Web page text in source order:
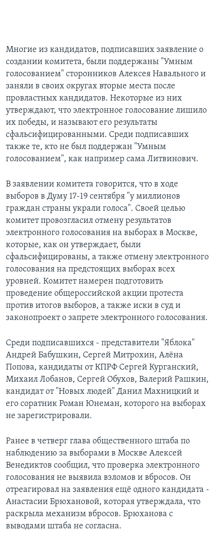
Многие из кандидатов, подписавших заявление о
создании комитета, были поддержаны "Умным
голосованием" сторонников Алексея Навального и
заняли в своих округах вторые места после
провластных кандидатов. Некоторые из них
утверждают, что электронное голосование лишило
их победы, и называют его результаты
сфальсифицированными. Среди подписавших
также те, кто не был поддержан "Умным
голосованием", как например сама Литвинович.
В заявлении комитета говорится, что в ходе
выборов в Думу 17-19 сентября "у миллионов
граждан страны украли голоса". Своей целью
комитет провозгласил отмену результатов
электронного голосования на выборах в Москве,
которые, как он утверждает, были
сфальсифицированы, а также отмену электронного
голосования на предстоящих выборах всех
уровней. Комитет намерен подготовить
проведение общероссийской акции протеста
против итогов выборов, а также иски в суд и
законопроект о запрете электронного голосования.
Среди подписавшихся - представители "Яблока"
Андрей Бабушкин, Сергей Митрохин, Алёна
Попова, кандидаты от КПРФ Сергей Курганский,
Михаил Лобанов, Сергей Обухов, Валерий Рашкин,
кандидат от "Новых людей" Данил Махницкий и
его соратник Роман Юнеман, которого на выборах
не зарегистрировали.
Ранее в четверг глава общественного штаба по
наблюдению за выборами в Москве Алексей
Венедиктов сообщил, что проверка электронного
голосования не выявила взломов и вбросов. Он
отреагировал на заявления ещё одного кандидата -
Анастасии Брюхановой, которая утверждала, что
раскрыла механизм вбросов. Брюханова с
выводами штаба не согласна.